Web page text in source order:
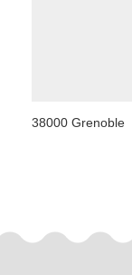
38000 Grenoble